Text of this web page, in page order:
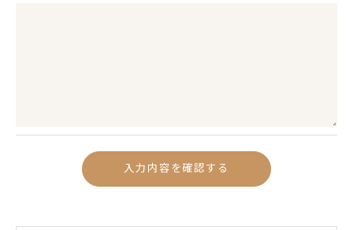
す。
個人情報の開示･訂正･削除・利用停止の具体的手続
きにつきましては、お電話でお問合せ下さい。